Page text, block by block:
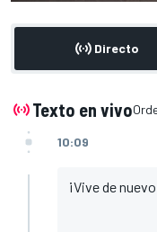
Directo
Texto en vivo
10:09
¡Vive de